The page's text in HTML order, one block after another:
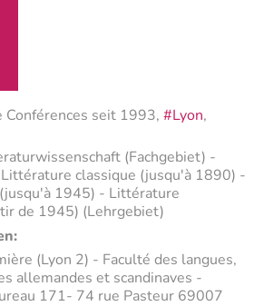
seit 1993, #Lyon,
(Fachgebiet) -
classique (jusqu'à 1890) -
1945) - Littérature
de 1945) (Lehrgebiet)
(Lyon 2) - Faculté des langues,
allemandes et scandinaves -
171- 74 rue Pasteur 69007